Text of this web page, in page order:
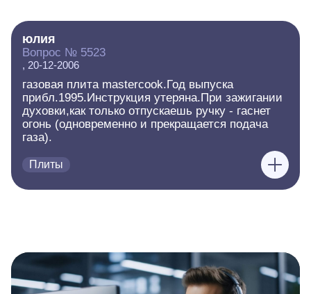
юлия
Вопрос № 5523
, 20-12-2006
газовая плита mastercook.Год выпуска
прибл.1995.Инструкция утеряна.При зажигании
духовки,как только отпускаешь ручку - гаснет
огонь (одновременно и прекращается подача
газа).
Плиты